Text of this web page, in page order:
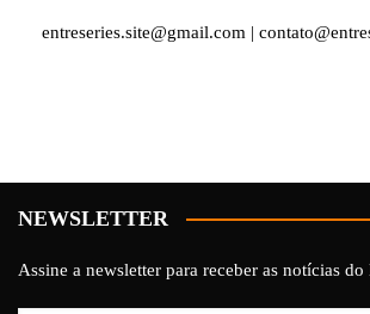
entreseries.site@gmail.com |
NEWSLETTER
Assine a newsletter para receber as notícias do